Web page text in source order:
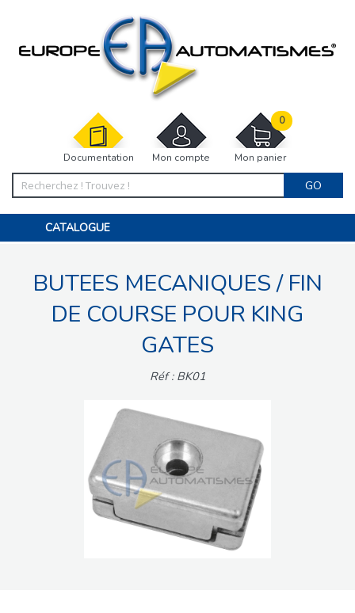
Documentation Mon compte Mon panier
0
GO
CATALOGUE
MOTORISATIONS
ACCESSOIRES ET ELECTRONIQUES
INTERPHONES VISIOPHONES
BUTEES MECANIQUES / FIN
DE COURSE POUR KING
GATES
Réf : BK01